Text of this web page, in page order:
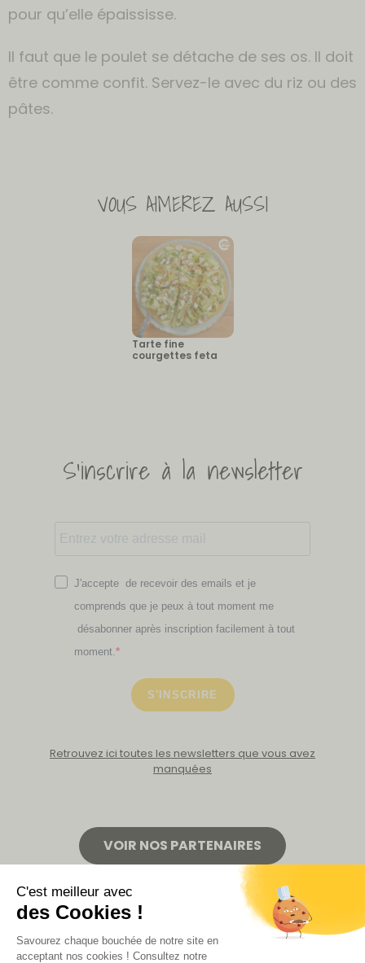
pour qu’elle épaississe.
Il faut que le poulet se détache de ses os. Il doit
être comme confit. Servez-le avec du riz ou des
pâtes.
VOUS AIMEREZ AUSSI
Tarte fine
courgettes feta
S'inscrire à la newsletter
J'accepte de recevoir des emails et je
comprends que je peux à tout moment me
désabonner après inscription facilement à tout
moment.
S'INSCRIRE
Retrouvez ici toutes les newsletters que vous avez
manquées
VOIR NOS PARTENAIRES